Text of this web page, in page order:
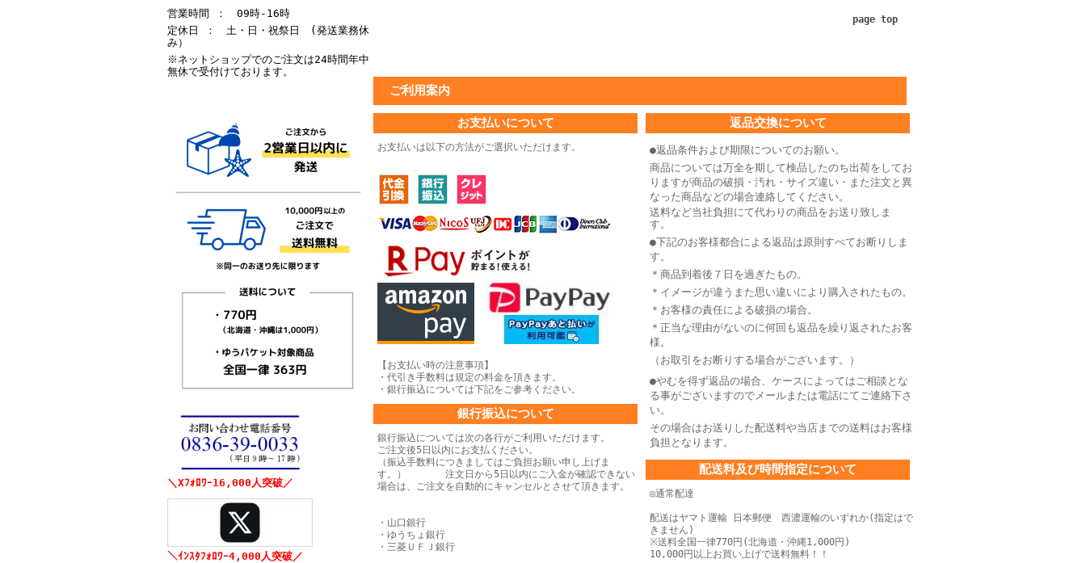
営業時間 ： 09時-16時
定休日 ： 土・日・祝祭日 (発送業務休
み）
※ネットショップでのご注文は24時間年中
無休で受付けております。
＼Xﾌｫﾛﾜｰ16,000人突破／
＼ｲﾝｽﾀﾌｫﾛﾜｰ4,000人突破／
page top
ご利用案内
お支払いについて
お支払いは以下の方法がご選択いただけます。
【お支払い時の注意事項】
・代引き手数料は規定の料金を頂きます。
・銀行振込については下記をご参考ください。
銀行振込について
銀行振込については次の各行がご利用いただけます。
ご注文後5日以内にお支払ください。
（振込手数料につきましてはご負担お願い申し上げま
す。） 注文日から5日以内にご入金が確認できない
場合は、 ご注文を自動的にキャンセルとさせて頂きます。
・山口銀行
・ゆうちょ銀行
・三菱ＵＦＪ銀行
返品交換について
●返品条件および期限についてのお願い。
商品については万全を期して検品したのち出荷をしてお
りますが商品の破損・汚れ・サイズ違い・また注文と異
なった商品などの場合連絡してください。
送料など当社負担にて代わりの商品をお送り致しま
す。
●下記のお客様都合による返品は原則すべてお断りしま
す。
＊商品到着後７日を過ぎたもの。
＊イメージが違うまた思い違いにより購入されたもの。
＊お客様の責任による破損の場合。
＊正当な理由がないのに何回も返品を繰り返されたお客
様。
（お取引をお断りする場合がございます。）
●やむを得ず返品の場合、ケースによってはご相談とな
る事がございますのでメールまたは電話にてご連絡下さ
い。
その場合はお送りした配送料や当店までの送料はお客様
負担となります。
配送料及び時間指定について
◎通常配達
配送はヤマト運輸 日本郵便 西濃運輸のいずれか(指定はで
きません)
※送料全国一律770円(北海道・沖縄1,000円)
10,000円以上お買い上げで送料無料！！